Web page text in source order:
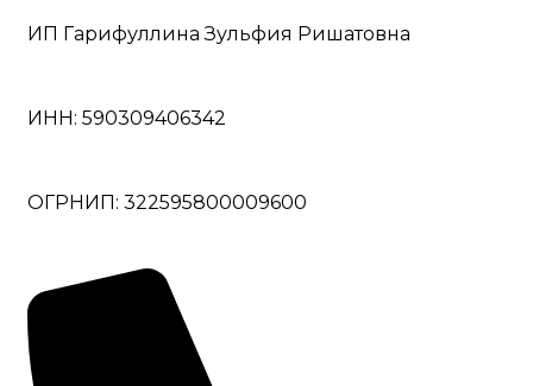
ИП Гарифуллина Зульфия Ришатовна
ИНН: 590309406342
ОГРНИП: 322595800009600